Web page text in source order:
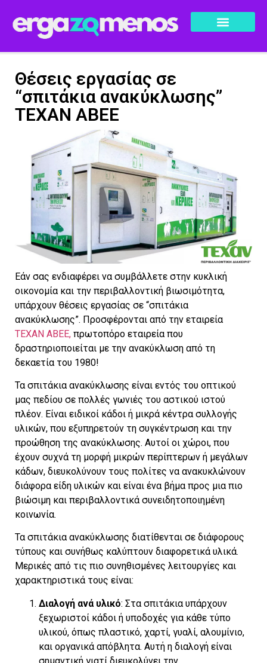
Θέσεις εργασίας σε
“σπιτάκια ανακύκλωσης”
ΤΕΧΑΝ ΑΒΕΕ
Εάν σας ενδιαφέρει να συμβάλλετε στην κυκλική
οικονομία και την περιβαλλοντική βιωσιμότητα,
υπάρχουν θέσεις εργασίας σε “σπιτάκια
ανακύκλωσης”. Προσφέρονται από την εταιρεία
ΤΕΧΑΝ ΑΒΕΕ, πρωτοπόρο εταιρεία που
δραστηριοποιείται με την ανακύκλωση από τη
δεκαετία του 1980!
Τα σπιτάκια ανακύκλωσης είναι εντός του οπτικού
μας πεδίου σε πολλές γωνιές του αστικού ιστού
πλέον. Είναι ειδικοί κάδοι ή μικρά κέντρα συλλογής
υλικών, που εξυπηρετούν τη συγκέντρωση και την
προώθηση της ανακύκλωσης. Αυτοί οι χώροι, που
έχουν συχνά τη μορφή μικρών περίπτερων ή μεγάλων
κάδων, διευκολύνουν τους πολίτες να ανακυκλώνουν
διάφορα είδη υλικών και είναι ένα βήμα προς μια πιο
βιώσιμη και περιβαλλοντικά συνειδητοποιημένη
κοινωνία.
Τα σπιτάκια ανακύκλωσης διατίθενται σε διάφορους
τύπους και συνήθως καλύπτουν διαφορετικά υλικά.
Μερικές από τις πιο συνηθισμένες λειτουργίες και
χαρακτηριστικά τους είναι:
Διαλογή ανά υλικό: Στα σπιτάκια υπάρχουν
ξεχωριστοί κάδοι ή υποδοχές για κάθε τύπο
υλικού, όπως πλαστικό, χαρτί, γυαλί, αλουμίνιο,
και οργανικά απόβλητα. Αυτή η διαλογή είναι